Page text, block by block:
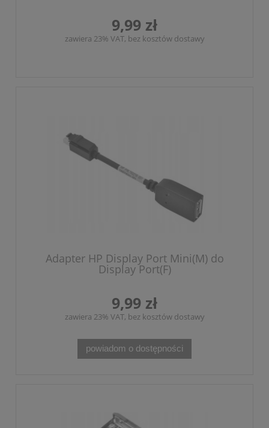
9,99 zł
zawiera 23% VAT, bez kosztów dostawy
Adapter HP Display Port Mini(M) do
Display Port(F)
9,99 zł
zawiera 23% VAT, bez kosztów dostawy
powiadom o dostępności